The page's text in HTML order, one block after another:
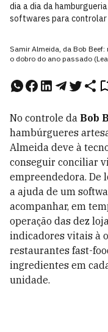
dia a dia da
softwares para controlar
Samir Almeida, da Bob
o dobro do ano passado
No controle da Bob
hambúrgueres
Almeida deve à
conseguir conciliar
empreendedora. De
a ajuda de um
acompanhar, em
operação das dez
indicadores vitais à
restaurantes fast-
ingredientes em
unidade.